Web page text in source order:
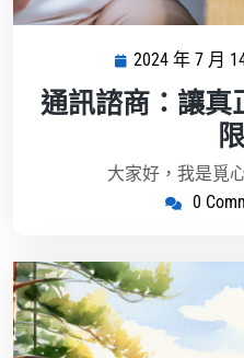
2024 年 7 月
通訊諮商：讓真
大家好，我是覓
0